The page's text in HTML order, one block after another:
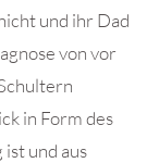
und ihr Dad
von vor
in Form des
und aus